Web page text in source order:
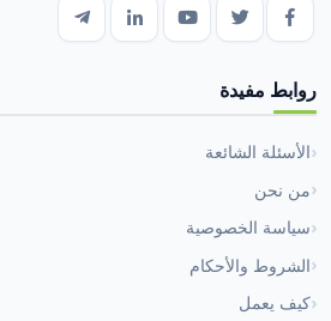
روابط مفيدة
الأسئلة الشائعة
من نحن
سياسة الخصوصية
الشروط والأحكام
كيف يعمل